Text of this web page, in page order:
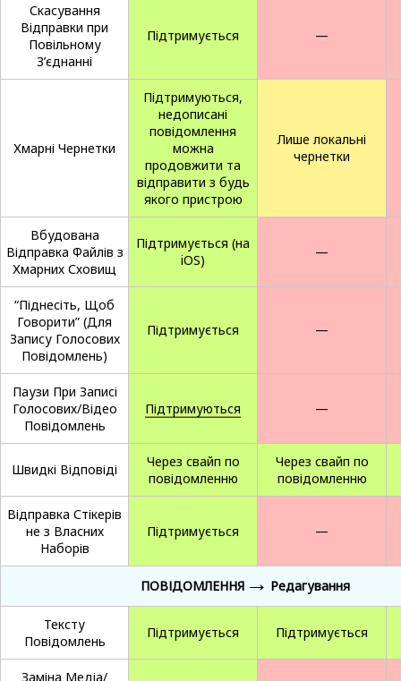
Скасування
Відправки при
Повільному
З’єднанні
Підтримується —
Хмарні Чернетки
Підтримуються,
недописані
повідомлення
можна
продовжити та
відправити з будь
якого пристрою
Лише локальні
чернетки
Вбудована
Відправка Файлів з
Хмарних Сховищ
Підтримується (на
iOS)
—
“Піднесіть, Щоб
Говорити” (Для
Запису Голосових
Повідомлень)
Підтримується —
Паузи При Записі
Голосових/Відео
Повідомлень
Підтримуються —
Швидкі Відповіді
Через свайп по
повідомленню
Через свайп по
повідомленню
Відправка Стікерів
не з Власних
Наборів
Підтримується —
ПОВІДОМЛЕННЯ → Редагування
Тексту
Повідомлень
Підтримується Підтримується
Заміна Медіа/